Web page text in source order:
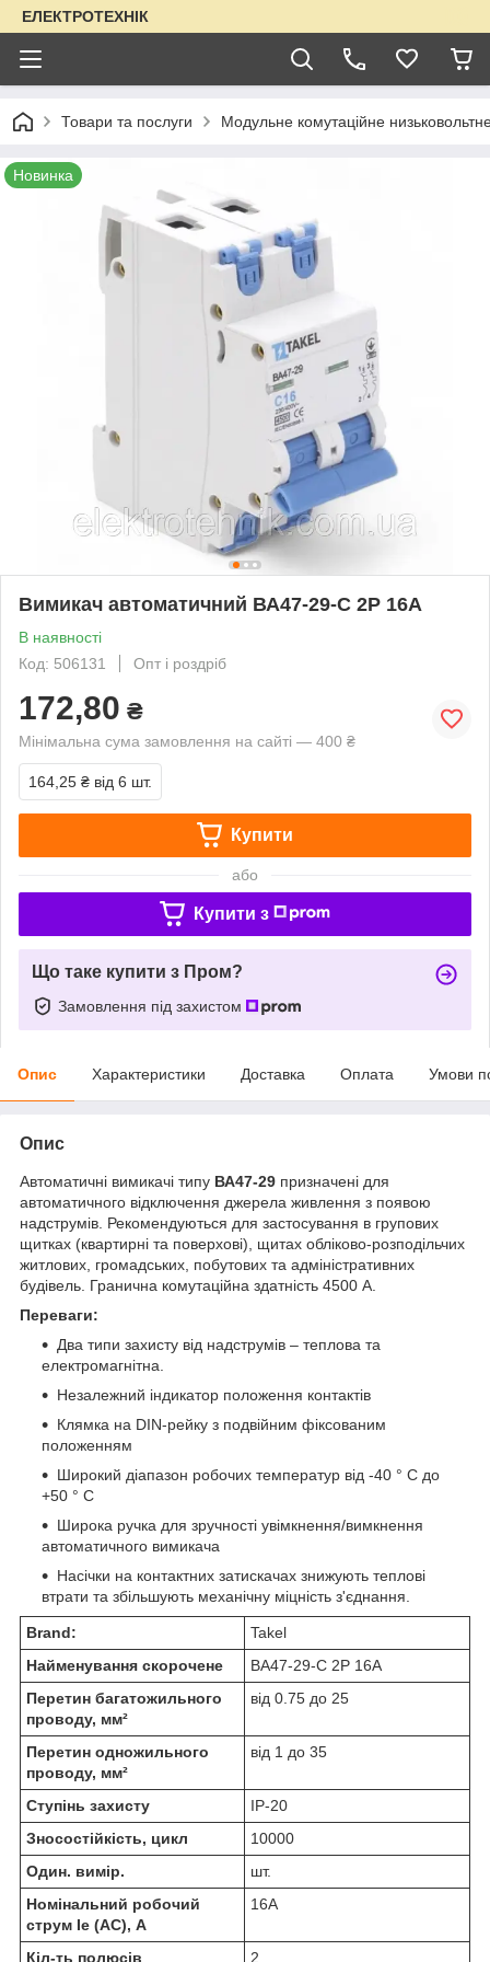
ЕЛЕКТРОТЕХНІК
Товари та послуги Модульне комутаційне
Новинка
Вимикач автоматичний ВА47-29-С 2Р 16А
В наявності
Код: 506131
Опт і роздріб
172,80 ₴
Мінімальна сума замовлення на сайті — 400 ₴
164,25 ₴ від 6 шт.
Купити
або
Купити з
Що таке купити з Пром?
Замовлення під захистом
Опис Характеристики Доставка Оплата Умови
Опис
Автоматичні вимикачі типу ВА47-29 призначені для
автоматичного відключення джерела живлення з появою
надструмів. Рекомендуються для застосування в групових
щитках (квартирні та поверхові), щитах обліково-розподільчих
житлових, громадських, побутових та адміністративних
будівель. Гранична комутаційна здатність 4500 А.
Переваги:
Два типи захисту від надструмів – теплова та
електромагнітна.
Незалежний індикатор положення контактів
Клямка на DIN-рейку з подвійним фіксованим
положенням
Широкий діапазон робочих температур від -40 ° С до
+50 ° С
Широка ручка для зручності увімкнення/вимкнення
автоматичного вимикача
Насічки на контактних затискачах знижують теплові
втрати та збільшують механічну міцність з'єднання.
Brand:
Takel
Найменування скорочене
ВА47-29-С 2Р 16А
Перетин багатожильного
проводу, мм²
від 0.75 до 25
Перетин одножильного
проводу, мм²
від 1 до 35
Ступінь захисту
IP-20
Зносостійкість, цикл
10000
Один. вимір.
шт.
Номінальний робочий
струм Ie (AC), А
16А
Кіл-ть полюсів 2